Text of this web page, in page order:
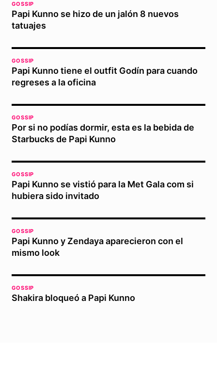
GOSSIP
Papi Kunno se hizo de un jalón 8 nuevos
tatuajes
GOSSIP
Papi Kunno tiene el outfit Godín para cuando
regreses a la oficina
GOSSIP
Por si no podías dormir, esta es la bebida de
Starbucks de Papi Kunno
GOSSIP
Papi Kunno se vistió para la Met Gala com si
hubiera sido invitado
GOSSIP
Papi Kunno y Zendaya aparecieron con el
mismo look
GOSSIP
Shakira bloqueó a Papi Kunno